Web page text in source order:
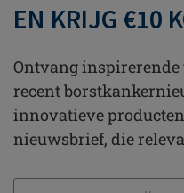
EN KRIJG €10
Ontvang
recent
innovatieve
nieuwsbrief, die